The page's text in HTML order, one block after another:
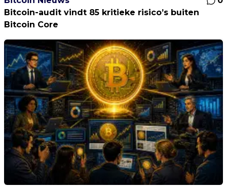
Bitcoin-audit vindt 85 kritieke risico’s buiten
Bitcoin Core